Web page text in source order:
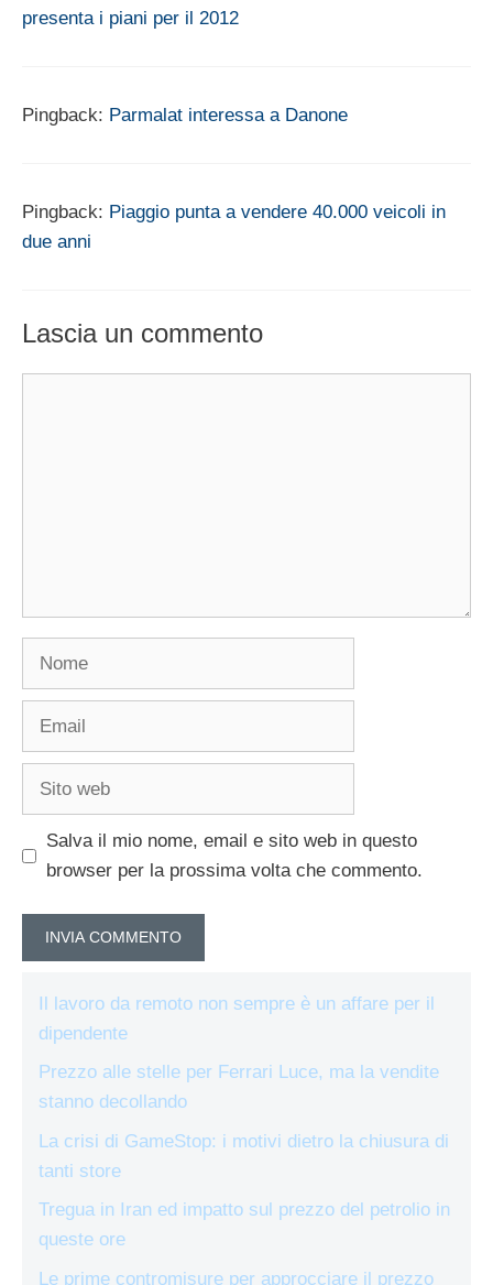
presenta i piani per il 2012
Pingback: Parmalat interessa a Danone
Pingback: Piaggio punta a vendere 40.000 veicoli in
due anni
Lascia un commento
Nome
Email
Sito
Salva il mio nome, email e sito web in questo
browser per la prossima volta che commento.
Il lavoro da remoto non sempre è un affare per il
dipendente
Prezzo alle stelle per Ferrari Luce, ma la vendite
stanno decollando
La crisi di GameStop: i motivi dietro la chiusura di
tanti store
Tregua in Iran ed impatto sul prezzo del petrolio in
queste ore
Le prime contromisure per approcciare il prezzo